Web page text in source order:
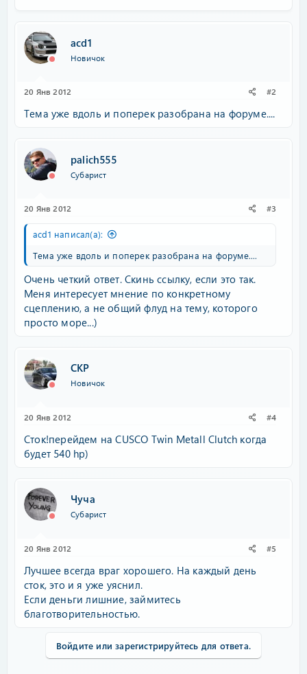
acd1
Новичок
20 Янв 2012 #2
Тема уже вдоль и поперек разобрана на форуме....
palich555
Субарист
20 Янв 2012 #3
acd1 написал(а):
Тема уже вдоль и поперек разобрана на форуме....
Очень четкий ответ. Скинь ссылку, если это так.
Меня интересует мнение по конкретному
сцеплению, а не общий флуд на тему, которого
просто море...)
СКР
Новичок
20 Янв 2012 #4
Сток!перейдем на CUSCO Twin Metall Clutch когда
будет 540 hp)
Чуча
Субарист
20 Янв 2012 #5
Лучшее всегда враг хорошего. На каждый день
сток, это и я уже уяснил.
Если деньги лишние, займитесь
благотворительностью.
Войдите или зарегистрируйтесь для ответа.